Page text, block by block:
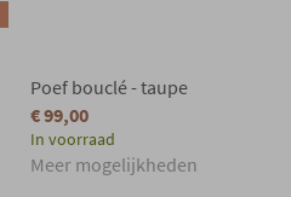
Poef bouclé - taupe
€ 99,00
In voorraad
Meer mogelijkheden